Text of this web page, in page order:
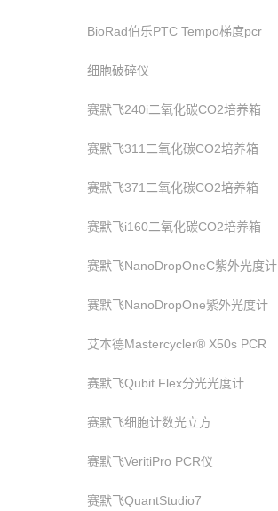
BioRad伯乐PTC Tempo梯度pcr
细胞破碎仪
赛默飞240i二氧化碳CO2培养箱
赛默飞311二氧化碳CO2培养箱
赛默飞371二氧化碳CO2培养箱
赛默飞i160二氧化碳CO2培养箱
赛默飞NanoDropOneC紫外光度计
赛默飞NanoDropOne紫外光度计
艾本德Mastercycler® X50s PCR
赛默飞Qubit Flex分光光度计
赛默飞细胞计数光立方
赛默飞VeritiPro PCR仪
赛默飞QuantStudio7